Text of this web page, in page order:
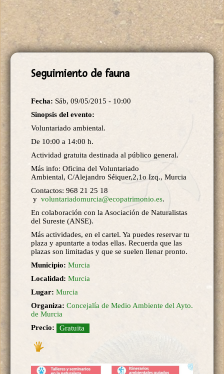
Seguimiento de fauna
Fecha: Sáb, 09/05/2015 - 10:00
Sinopsis del evento:
Voluntariado ambiental.
De 10:00 a 14:00 h.
Actividad gratuita destinada al público general.
Más info: Oficina del Voluntariado
Ambiental, C/Alejandro Séiquer,2,1o Izq., Murcia
Contactos: 968 21 25 18
y voluntariadomurcia@ecopatrimonio.es.
En colaboración con la Asociación de Naturalistas
del Sureste (ANSE).
Más actividades, en el cartel. Ya puedes reservar tu
plaza y apuntarte a todas ellas. Recuerda que las
plazas son limitadas y que se suelen llenar pronto.
Municipio: Murcia
Localidad: Murcia
Lugar: Murcia
Organiza: Concejalía de Medio Ambiente del Ayto.
de Murcia
Precio:
Gratuita